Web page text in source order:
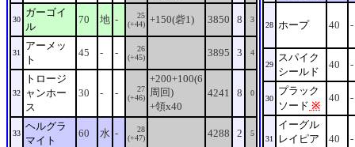
30
ガーゴイ
ル
70 地 -
25
(+44) +150(砦1) 3850 8 3
31
アーメッ
ト
45 - -
26
(+45)
3895 3 4
32
トロージ
ャンホー
ス
30 - -
27
(+46)
+200+100(6
周回)
+領x40
4241 8 0
33
ヘルグラ
マイト
60 水 -
28
(+47)
4288 2 5
28 ホープ 40 -
29
スパイク
シールド
40 -
30
プラック
ソード ※
40 -
31
イーグル
レイピア
40 -